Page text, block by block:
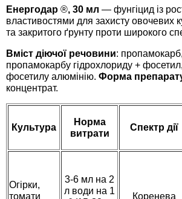
Енергодар ®, 30 мл — фунгіцид із
властивостями для захисту овочевих
та закритого ґрунту проти широкого
Вміст діючої речовини:
пропамокарбу гідрохлориду +
фосетилу алюмінію. Форма
концентрат.
Культура
Норма
витрати
Спектр дії
Огірки,
томати
3-6 мл на 2
л води на 1
Коренева
Семена сельдерея
Семена сидератов
Семена табака
Семена тыквы, патиссона
Средства защиты от комаров,
клещей, ос, мошек, слепней
Средства защиты от мух
Средства защиты от моли
Средства защиты от грызунов